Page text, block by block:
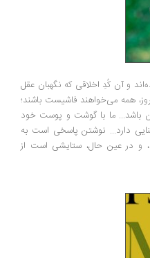
کُدِ اخلاقی که نگهبان عقل
می‌خواهند فاشیست باشند؛
ما با گوشت و پوست خود
نوشتن پاسخی است به
عین حال، ستایشی است از